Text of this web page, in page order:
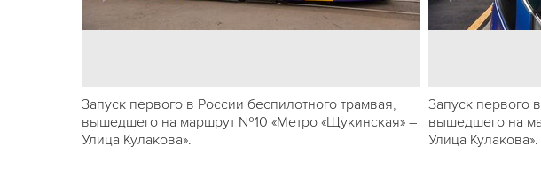
Запуск первого в России беспилотного трамвая,
вышедшего на маршрут №10 «Метро «Щукинская» –
Улица Кулакова».
Запуск первого
вышедшего на
Улица Кулакова».